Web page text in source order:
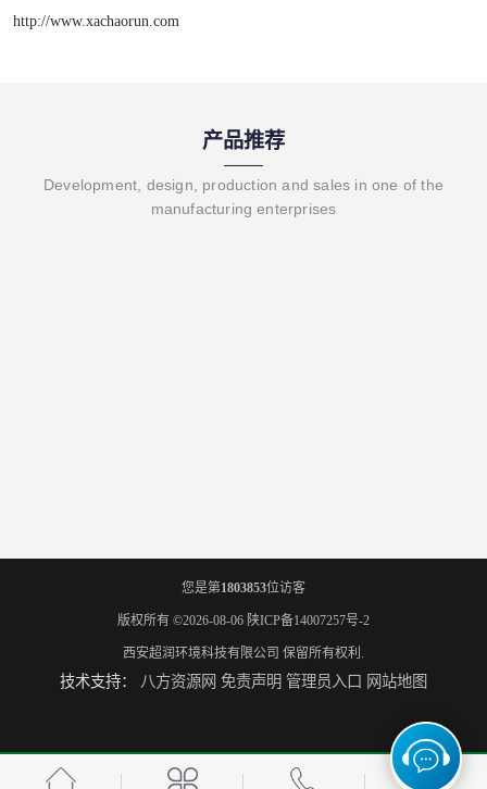
http://www.xachaorun.com
产品推荐
Development, design, production and sales in one of the
manufacturing enterprises
您是第1803853位访客
版权所有 ©2026-08-06 陕ICP备14007257号-2
西安超润环境科技有限公司 保留所有权利.
技术支持： 八方资源网 免责声明 管理员入口 网站地图